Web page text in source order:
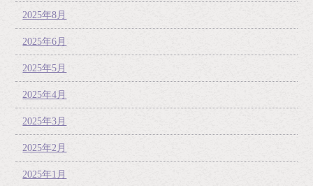
2025年8月
2025年6月
2025年5月
2025年4月
2025年3月
2025年2月
2025年1月